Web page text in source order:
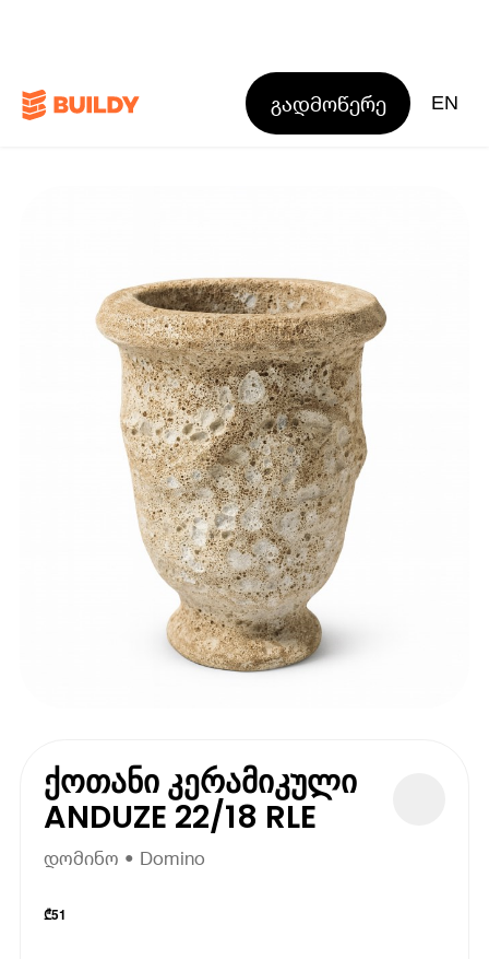
გადმოწერე EN
ქოთანი კერამიკული
ANDUZE 22/18 RLE
დომინო • Domino
₾51